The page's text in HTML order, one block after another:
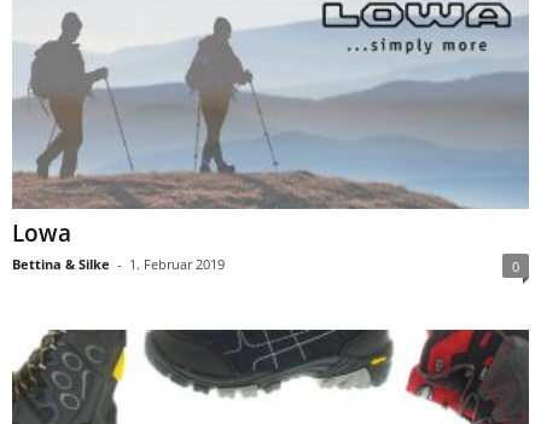
Lowa
Bettina & Silke - 1. Februar 2019 0